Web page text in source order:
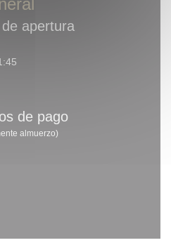
apertura
de pago
almuerzo)